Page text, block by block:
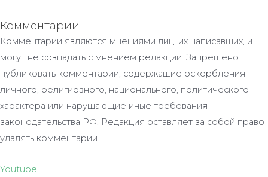
Комментарии
Комментарии являются мнениями лиц, их написавших, и
могут не совпадать с мнением редакции. Запрещено
публиковать комментарии, содержащие оскорбления
личного, религиозного, национального, политического
характера или нарушающие иные требования
законодательства РФ. Редакция оставляет за собой право
удалять комментарии.
Youtube